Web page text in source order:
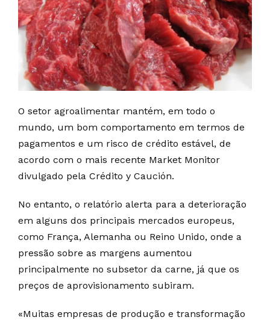
O setor agroalimentar mantém, em todo o
mundo, um bom comportamento em termos de
pagamentos e um risco de crédito estável, de
acordo com o mais recente Market Monitor
divulgado pela Crédito y Caución.
No entanto, o relatório alerta para a deterioração
em alguns dos principais mercados europeus,
como França, Alemanha ou Reino Unido, onde a
pressão sobre as margens aumentou
principalmente no subsetor da carne, já que os
preços de aprovisionamento subiram.
«Muitas empresas de produção e transformação